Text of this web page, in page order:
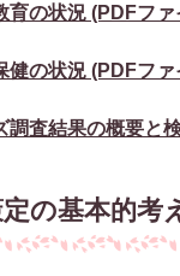
育の状況 (PDFフ
健の状況 (PDFフ
調査結果の概要と
の基本的考